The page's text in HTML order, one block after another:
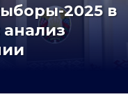
2025 в
анализ